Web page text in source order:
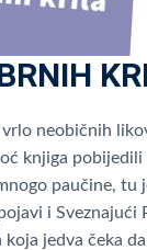
neobičnih
knjiga pobijedili
paučine, tu
i Sveznajući
jedva čeka